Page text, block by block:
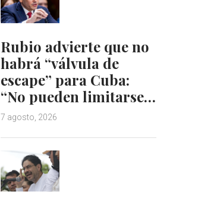
Rubio advierte que no
habrá “válvula de
escape” para Cuba:
“No pueden limitarse…
7 agosto, 2026